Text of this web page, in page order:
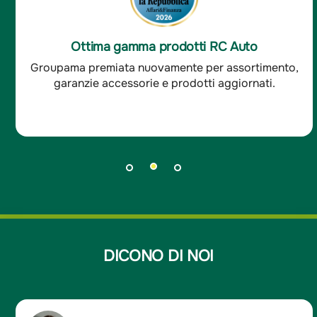
Ottima soddisfazione clienti RC Auto
Groupama è stata premiata per l'ottima
soddisfazione dei clienti RC auto.
DICONO DI NOI